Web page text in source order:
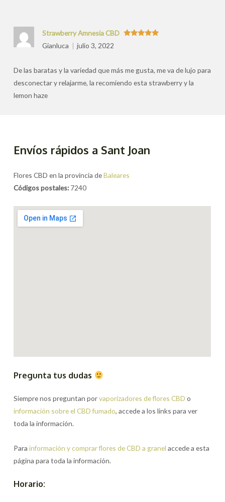
Strawberry Amnesia CBD
Gianluca
julio 3, 2022
De las baratas y la variedad que más me gusta, me va de lujo para
desconectar y relajarme, la recomiendo esta strawberry y la
lemon haze
Envíos rápidos a Sant Joan
Flores CBD en la provincia deBaleares
Códigos postales: 7240
Pregunta tus dudas
Siempre nos preguntan porvaporizadores de flores CBD o
información sobre el CBD fumado, accede a los links para ver
toda la información.
Parainformación y comprar flores de CBD a granel accede a esta
página para toda la información.
Horario: